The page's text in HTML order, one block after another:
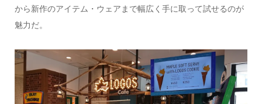
から新作のアイテム・ウェアまで幅広く手に取って試せるのが
魅力だ。